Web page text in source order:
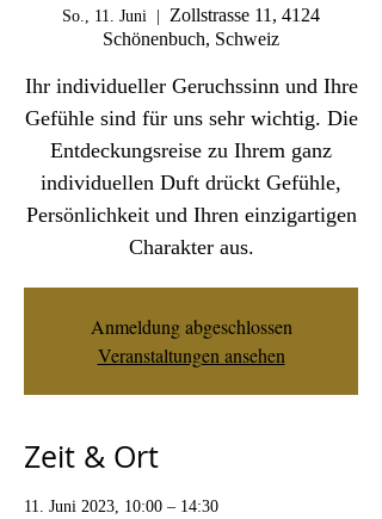
So., 11. Juni
Zollstrasse 11, 4124
Schönenbuch, Schweiz
Ihr individueller Geruchssinn und Ihre
Gefühle sind für uns sehr wichtig. Die
Entdeckungsreise zu Ihrem ganz
individuellen Duft drückt Gefühle,
Persönlichkeit und Ihren einzigartigen
Charakter aus.
Anmeldung abgeschlossen
Veranstaltungen ansehen
Zeit & Ort
11. Juni 2023, 10:00 – 14:30